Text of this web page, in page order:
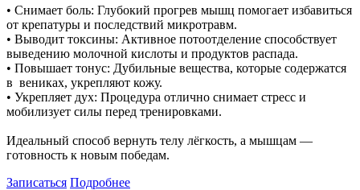
• Снимает боль: Глубокий прогрев мышц помогает избавиться
от крепатуры и последствий микротравм.
• Выводит токсины: Активное потоотделение способствует
выведению молочной кислоты и продуктов распада.
• Повышает тонус: Дубильные вещества, которые содержатся
в вениках, укрепляют кожу.
• Укрепляет дух: Процедура отлично снимает стресс и
мобилизует силы перед тренировками.
Идеальный способ вернуть телу лёгкость, а мышцам —
готовность к новым победам.
Записаться Подробнее